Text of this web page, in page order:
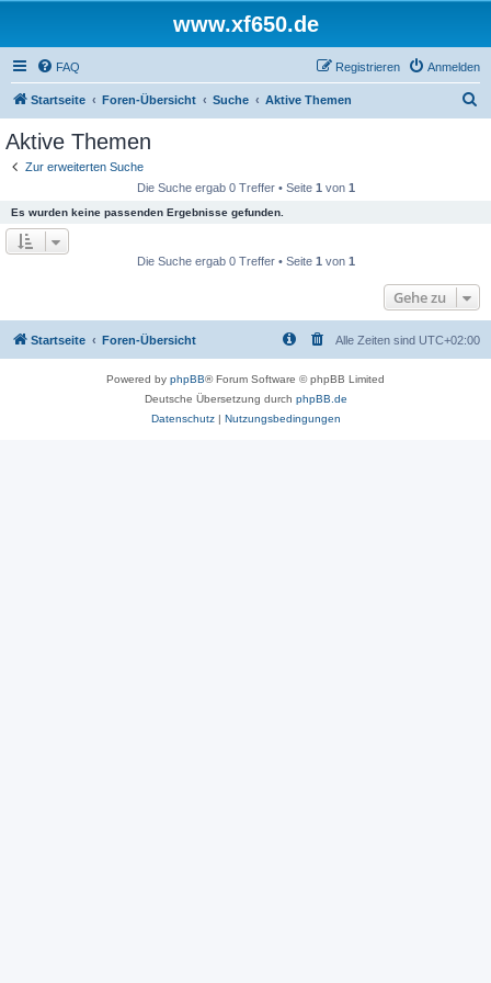
www.xf650.de
FAQ Anmelden
Registrieren
Startseite Foren-Übersicht Suche Aktive Themen
Aktive Themen
Zur erweiterten Suche
Die Suche ergab 0 Treffer • Seite 1 von 1
Es wurden keine passenden Ergebnisse gefunden.
Die Suche ergab 0 Treffer • Seite 1 von 1
Gehe zu
Startseite Foren-Übersicht Alle Zeiten sind UTC+02:00
Powered by phpBB® Forum Software © phpBB Limited
Deutsche Übersetzung durch phpBB.de
Datenschutz| Nutzungsbedingungen